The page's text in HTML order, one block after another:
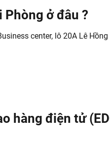
Phòng ở đâu ?
center, lô 20A Lê Hồng
hàng điện tử